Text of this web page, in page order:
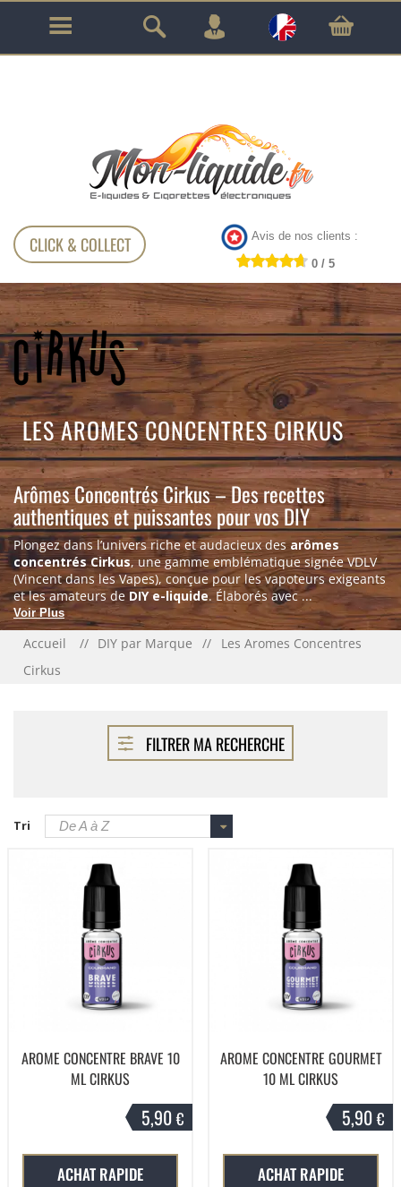
GARANTIE À VIE SUR TOUT LE MATÉRIEL
!!!
CLICK & COLLECT Avis de nos clients :
0 / 5
LES AROMES CONCENTRES CIRKUS
Arômes Concentrés Cirkus – Des recettes
authentiques et puissantes pour vos DIY
Plongez dans l’univers riche et audacieux desarômes
concentrés Cirkus, une gamme emblématique signée VDLV
(Vincent dans les Vapes), conçue pour les vapoteurs exigeants
et les amateurs de DIY e-liquide. Élaborés avec ...
Voir Plus
Accueil DIY par Marque
Les Aromes Concentres
Cirkus
FILTRER MA RECHERCHE
Tri De A à Z
AROME CONCENTRE BRAVE 10
ML CIRKUS
5,90€
ACHAT RAPIDE
AROME CONCENTRE GOURMET
10 ML CIRKUS
5,90€
ACHAT RAPIDE